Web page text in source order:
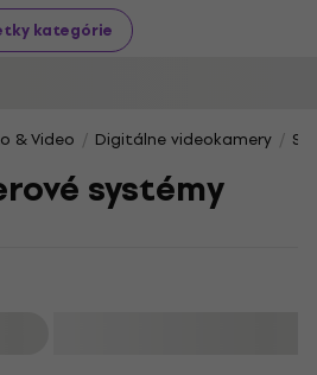
kategórie
& Video Digitálne videokamery
systémy